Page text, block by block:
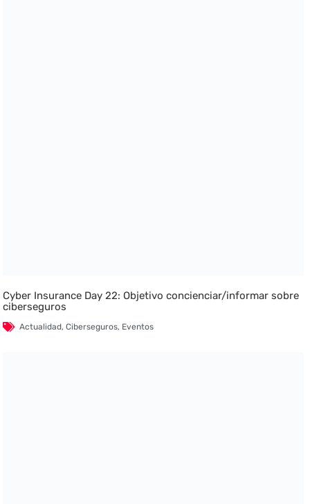
Cyber Insurance Day 22: Objetivo concienciar/informar sobre
ciberseguros
Actualidad,Ciberseguros, Eventos